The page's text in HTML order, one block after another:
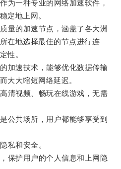
一种专业的网络加速软件，
定地上网。
的加速节点，涵盖了各大洲
在地选择最佳的节点进行连
性。
速技术，能够优化数据传输
大大缩短网络延迟。
视频、畅玩在线游戏，无需
共场所，用户都能够享受到
和安全。
护用户的个人信息和上网隐